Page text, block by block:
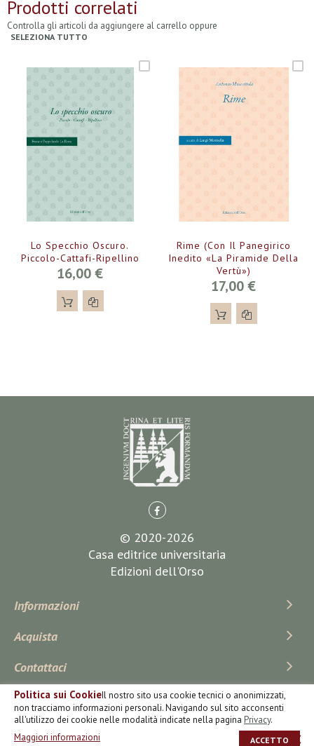
Politica sui CookieIl nostro sito usa cookie tecnici o anonimizzati,
non tracciamo informazioni personali. Navigando sul sito acconsenti
all'utilizzo dei cookie nelle modalità indicate nella pagina Privacy.
Maggiori informazioni
ACCETTO
Prodotti correlati
Controlla gli articoli da aggiungere al carrello oppure
SELEZIONA TUTTO
Lo Specchio Oscuro.
Piccolo-Cattafi-Ripellino
16,00 €
Rime (con Il Panegirico
Inedito «La Piramide Della
Vertù»)
17,00 €
© 2020-2026
Casa editrice universitaria
Edizioni dell'Orso
Informazioni
Acquista
Contattaci
Iscriviti Alla Newsletter